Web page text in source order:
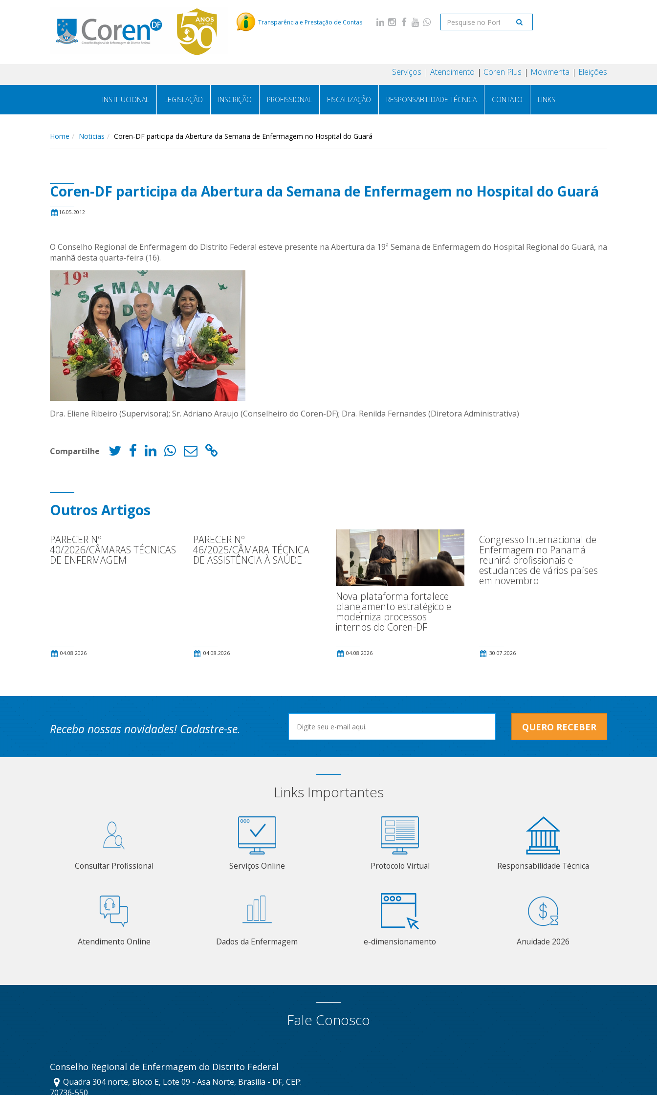
Transparência e Prestação de Contas
Serviços Atendimento Coren Plus Movimenta Eleições
INSTITUCIONAL LEGISLAÇÃO INSCRIÇÃO PROFISSIONAL FISCALIZAÇÃO RESPONSABILIDADE TÉCNICA CONTATO LINKS
Home Noticias Coren-DF participa da Abertura da Semana de Enfermagem no Hospital do Guará
Coren-DF participa da Abertura da Semana de Enfermagem no Hospital do Guará
16.05.2012
O Conselho Regional de Enfermagem do Distrito Federal esteve presente na Abertura da 19ª Semana de Enfermagem do Hospital Regional do Guará, na
manhã desta quarta-feira (16).
Dra. Eliene Ribeiro (Supervisora); Sr. Adriano Araujo (Conselheiro do Coren-DF); Dra. Renilda Fernandes (Diretora Administrativa)
Compartilhe
Outros Artigos
PARECER Nº
40/2026/CÂMARAS TÉCNICAS
DE ENFERMAGEM
04.08.2026
PARECER Nº
46/2025/CÂMARA TÉCNICA
DE ASSISTÊNCIA À SAÚDE
04.08.2026
Nova plataforma fortalece
planejamento estratégico e
moderniza processos
internos do Coren-DF
04.08.2026
Congresso Internacional de
Enfermagem no Panamá
reunirá profissionais e
estudantes de vários países
em novembro
30.07.2026
Receba nossas novidades! Cadastre-se. QUERO RECEBER
Links Importantes
Consultar Profissional Serviços Online Protocolo Virtual Responsabilidade Técnica
Atendimento Online Dados da Enfermagem e-dimensionamento Anuidade 2026
Fale Conosco
Conselho Regional de Enfermagem do Distrito Federal
Quadra 304 norte, Bloco E, Lote 09 - Asa Norte, Brasília - DF, CEP:
70736-550